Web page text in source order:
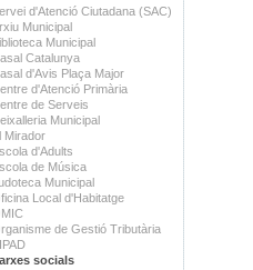
d'Atenció Ciutadana (SAC)
Municipal
Municipal
Catalunya
d'Avis Plaça Major
d'Atenció Primària
de Serveis
Municipal
Mirador
d'Adults
de Música
Municipal
Local d'Habitatge
de Gestió Tributària
socials